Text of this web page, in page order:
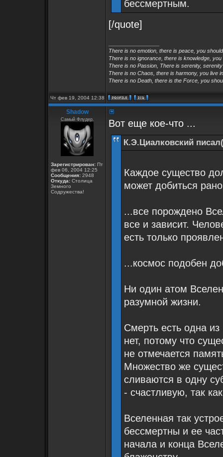
бессмертным.
[/quote]
There is no emotion, there is peace, you
There is no ignorance, there is knowledge,
There is no Passion, There is serenity,
There is no Chaos, there is harmony, you live
There is no Death, there is the Force, you
Чт фев 19, 2004 12:38
Shadow
Самый Флудер.
Зарегистрирован: Пт
фев 06, 2004 12:25
Сообщения: 2948
Откуда: Столица
Земного
Содружества!
Вот еще кое-что ...
К.Э.Циалковский
Каждое существо
может добиться
...все порождено
все и зависит.
есть только
...космос подобен
Ни один атом
разумной жизни.
Смерть есть одна
нет, потому что
не отмечается
Множество же
сливаются в одну
- счастливую, так
Вселенная так
бессмертны и ее
начала и конца